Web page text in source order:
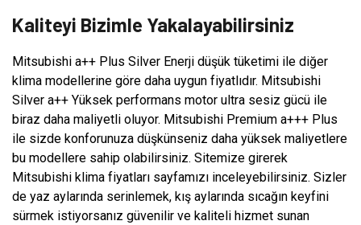
Kaliteyi Bizimle Yakalayabilirsiniz
Mitsubishi a++ Plus Silver Enerji düşük tüketimi ile diğer
klima modellerine göre daha uygun fiyatlıdır. Mitsubishi
Silver a++ Yüksek performans motor ultra sesiz gücü ile
biraz daha maliyetli oluyor. Mitsubishi Premium a+++ Plus
ile sizde konforunuza düşkünseniz daha yüksek maliyetlere
bu modellere sahip olabilirsiniz. Sitemize girerek
Mitsubishi klima fiyatları sayfamızı inceleyebilirsiniz. Sizler
de yaz aylarında serinlemek, kış aylarında sıcağın keyfini
sürmek istiyorsanız güvenilir ve kaliteli hizmet sunan